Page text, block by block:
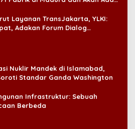
Layanan TransJakarta, YLKI:
Adakan Forum Dialog
Nuklir Mandek di Islamabad,
Standar Ganda Washington
Infrastruktur: Sebuah
Berbeda